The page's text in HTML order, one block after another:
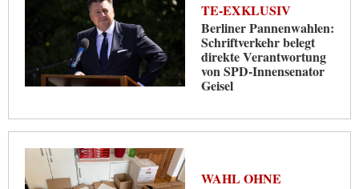
TE-EXKLUSIV
Berliner Pannenwahlen:
Schriftverkehr belegt
direkte Verantwortung
von SPD-Innensenator
Geisel
WAHL OHNE